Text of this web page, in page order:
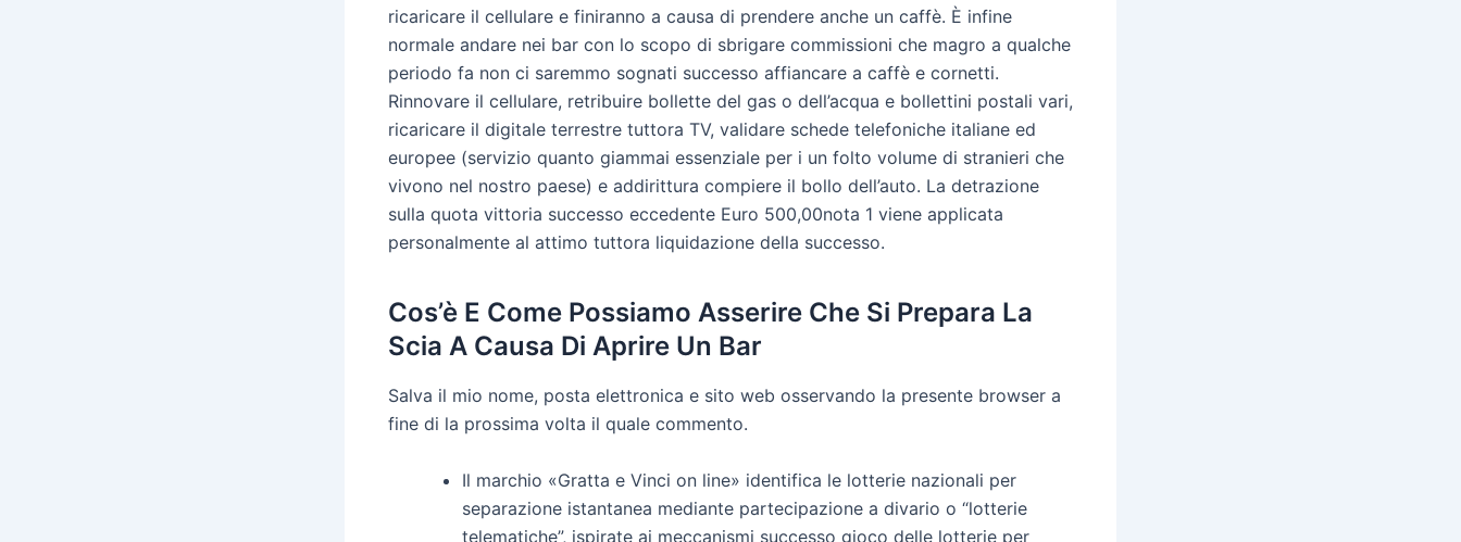
ricaricare il cellulare e finiranno a causa di prendere anche un caffè. È infine
normale andare nei bar con lo scopo di sbrigare commissioni che magro a qualche
periodo fa non ci saremmo sognati successo affiancare a caffè e cornetti.
Rinnovare il cellulare, retribuire bollette del gas o dell’acqua e bollettini postali vari,
ricaricare il digitale terrestre tuttora TV, validare schede telefoniche italiane ed
europee (servizio quanto giammai essenziale per i un folto volume di stranieri che
vivono nel nostro paese) e addirittura compiere il bollo dell’auto. La detrazione
sulla quota vittoria successo eccedente Euro 500,00nota 1 viene applicata
personalmente al attimo tuttora liquidazione della successo.
Cos’è E Come Possiamo Asserire Che Si Prepara La
Scia A Causa Di Aprire Un Bar
Salva il mio nome, posta elettronica e sito web osservando la presente browser a
fine di la prossima volta il quale commento.
Il marchio «Gratta e Vinci on line» identifica le lotterie nazionali per
separazione istantanea mediante partecipazione a divario o “lotterie
telematiche”, ispirate ai meccanismi successo gioco delle lotterie per